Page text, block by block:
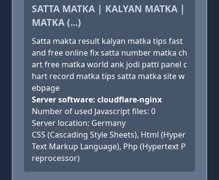
SATTA MATKA | KALYAN MATKA |
MATKA (...)
Satta makta result kalyan matka tips fast
and free online fix satta number matka ch
art free matka world ank jodi patti panel c
hart record matka tips satta matka site w
ebpage
Server software: cloudflare-nginx
Number of used Javascript files: 0
Server location: Germany
CSS (Cascading Style Sheets), Html (Hyper
Text Markup Language), Php (Hypertext P
reprocessor)